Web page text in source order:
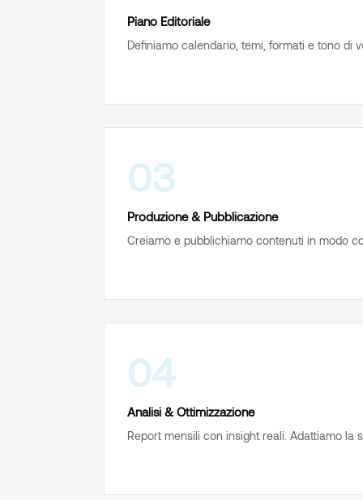
Piano Editoriale
Definiamo calendario, temi, formati e tono di
03
Produzione & Pubblicazione
Creiamo e pubblichiamo contenuti in modo
04
Analisi & Ottimizzazione
Report mensili con insight reali. Adattiamo